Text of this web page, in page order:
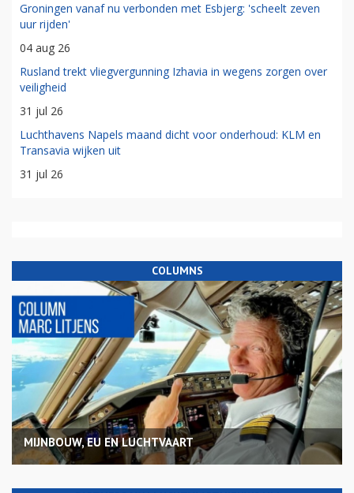
Groningen vanaf nu verbonden met Esbjerg: 'scheelt zeven
uur rijden'
04 aug 26
Rusland trekt vliegvergunning Izhavia in wegens zorgen over
veiligheid
31 jul 26
Luchthavens Napels maand dicht voor onderhoud: KLM en
Transavia wijken uit
31 jul 26
COLUMNS
MIJNBOUW, EU EN LUCHTVAART